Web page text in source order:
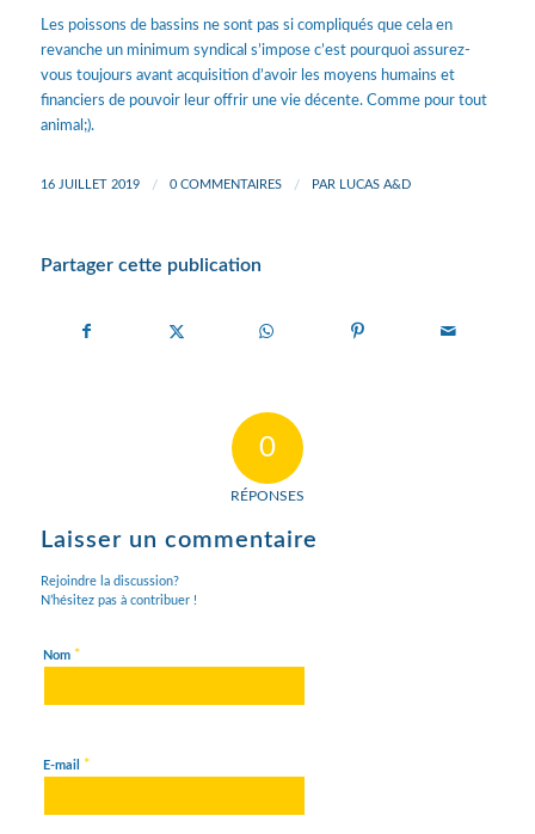
Les poissons de bassins ne sont pas si compliqués que cela en
revanche un minimum syndical s’impose c’est pourquoi assurez-
vous toujours avant acquisition d’avoir les moyens humains et
financiers de pouvoir leur offrir une vie décente. Comme pour tout
animal;).
16 JUILLET 2019 / 0 COMMENTAIRES / PAR LUCAS A&D
Partager cette publication
0
RÉPONSES
Laisser un commentaire
Rejoindre la discussion?
N’hésitez pas à contribuer !
Nom *
E-mail *